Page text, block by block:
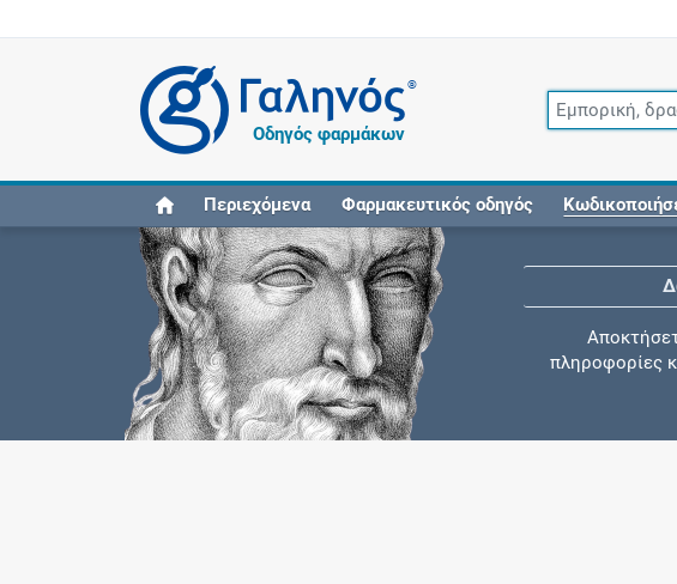
®
Οδηγός φαρμάκων
Περιεχόμενα Φαρμακευτικός οδηγός
πληροφορίες